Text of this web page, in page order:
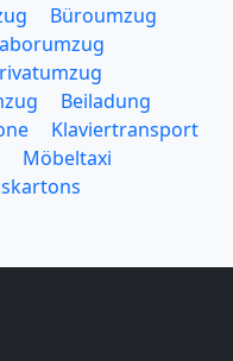
Büroumzug
Beiladung
Klaviertransport
Möbeltaxi